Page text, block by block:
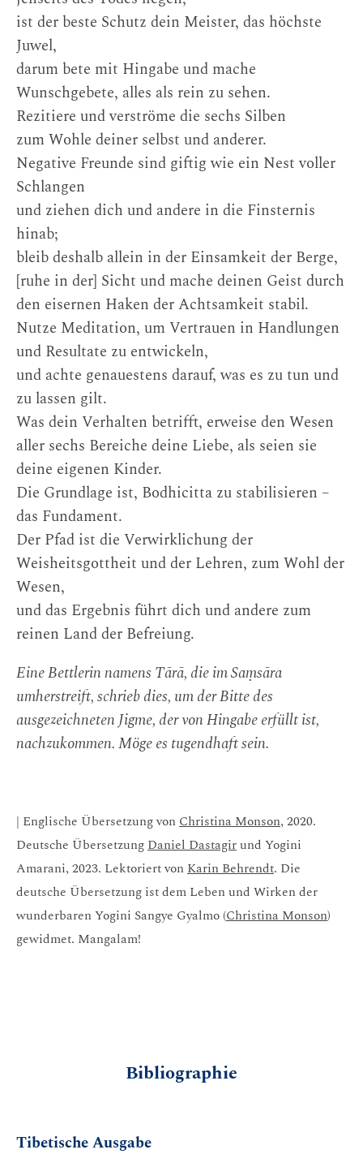
ist der beste Schutz dein Meister, das höchste
Juwel,
darum bete mit Hingabe und mache
Wunschgebete, alles als rein zu sehen.
Rezitiere und verströme die sechs Silben
zum Wohle deiner selbst und anderer.
Negative Freunde sind giftig wie ein Nest voller
Schlangen
und ziehen dich und andere in die Finsternis
hinab;
bleib deshalb allein in der Einsamkeit der Berge,
[ruhe in der] Sicht und mache deinen Geist durch
den eisernen Haken der Achtsamkeit stabil.
Nutze Meditation, um Vertrauen in Handlungen
und Resultate zu entwickeln,
und achte genauestens darauf, was es zu tun und
zu lassen gilt.
Was dein Verhalten betrifft, erweise den Wesen
aller sechs Bereiche deine Liebe, als seien sie
deine eigenen Kinder.
Die Grundlage ist, Bodhicitta zu stabilisieren –
das Fundament.
Der Pfad ist die Verwirklichung der
Weisheitsgottheit und der Lehren, zum Wohl der
Wesen,
und das Ergebnis führt dich und andere zum
reinen Land der Befreiung.
Eine Bettlerin namens Tārā, die im Saṃsāra
umherstreift, schrieb dies, um der Bitte des
ausgezeichneten Jigme, der von Hingabe erfüllt ist,
nachzukommen. Möge es tugendhaft sein.
| Englische Übersetzung vonChristina Monson, 2020.
Deutsche ÜbersetzungDaniel Dastagirund Yogini
Amarani, 2023. Lektoriert vonKarin Behrendt. Die
deutsche Übersetzung ist dem Leben und Wirken der
wunderbaren Yogini Sangye Gyalmo (Christina Monson)
gewidmet. Mangalam!
Bibliographie
Tibetische Ausgabe